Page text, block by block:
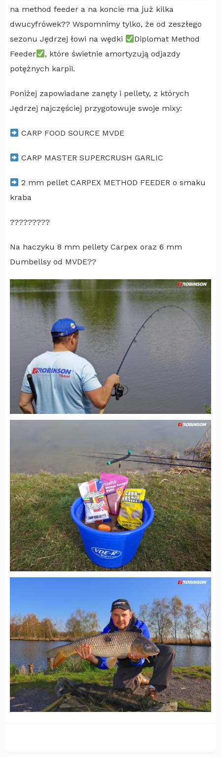
na method feeder a na koncie ma już kilka
dwucyfrówek?? Wspomnimy tylko, że od zeszłego
sezonu Jędrzej łowi na wędki
Diplomat Method
Feeder
, które świetnie amortyzują odjazdy
potężnych karpii.
Poniżej zapowiadane zanęty i pellety, z których
Jędrzej najczęściej przygotowuje swoje mixy:
CARP FOOD SOURCE MVDE
CARP MASTER SUPERCRUSH GARLIC
2 mm pellet CARPEX METHOD FEEDER o smaku
kraba
?????????
Na haczyku 8 mm pellety Carpex oraz 6 mm
Dumbellsy od MVDE??